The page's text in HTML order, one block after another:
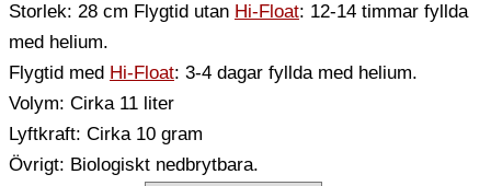
Storlek: 28 cm Flygtid utan Hi-Float: 12-14 timmar fyllda
med helium.
Flygtid med Hi-Float: 3-4 dagar fyllda med helium.
Volym: Cirka 11 liter
Lyftkraft: Cirka 10 gram
Övrigt: Biologiskt nedbrytbara.